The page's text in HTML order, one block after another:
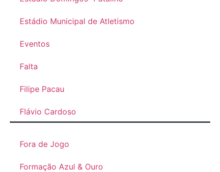
Estádio Municipal de Atletismo
Eventos
Falta
Filipe Pacau
Flávio Cardoso
Fora de Jogo
Formação Azul & Ouro